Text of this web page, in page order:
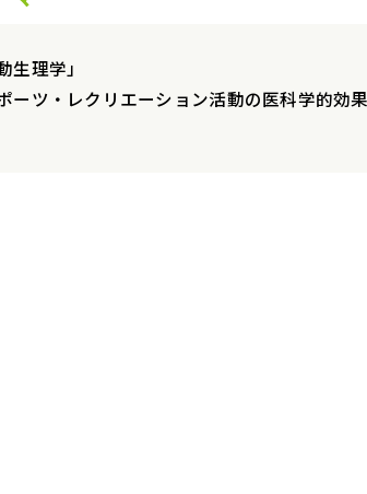
生理学」
ツ・レクリエーション活動の医科学的効